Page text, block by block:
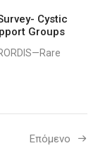
Cystic
Groups
Επόμενο